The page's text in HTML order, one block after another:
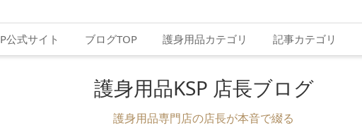
公式サイト ブログTOP 護身用品カテゴリ 記事カテゴリ
護身用品KSP 店長ブログ
護身用品専門店の店長が本音で綴る